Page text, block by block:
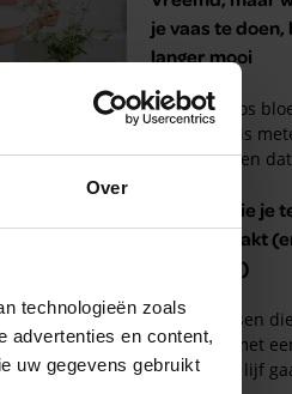
Over
technologieën zoals
advertenties en content,
uw gegevens gebruikt